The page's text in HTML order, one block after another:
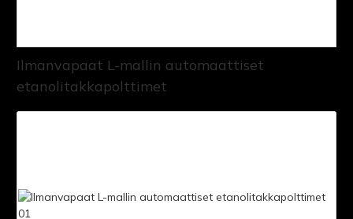
Ilmanvapaat L-mallin automaattiset
etanolitakkapolttimet